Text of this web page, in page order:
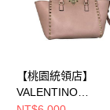
【桃園統領店】
VALENTINO